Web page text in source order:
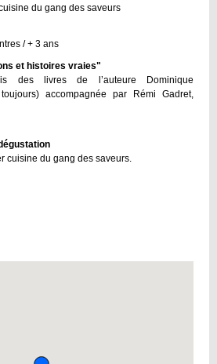
du gang des saveurs
/ + 3 ans
et histoires vraies"
des livres de l’auteure Dominique
accompagnée par Rémi Gadret,
cuisine du gang des saveurs.